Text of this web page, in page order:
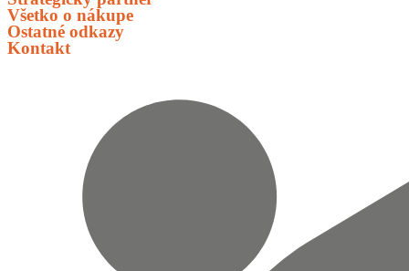
Všetko o nákupe
Ostatné odkazy
Kontakt